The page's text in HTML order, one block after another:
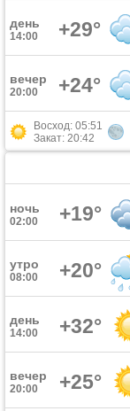
день
14:00 +29°
вечер
20:00 +24°
Восход: 05:51
Закат: 20:42
ночь
02:00 +19°
утро
08:00 +20°
день
14:00 +32°
вечер
20:00 +25°